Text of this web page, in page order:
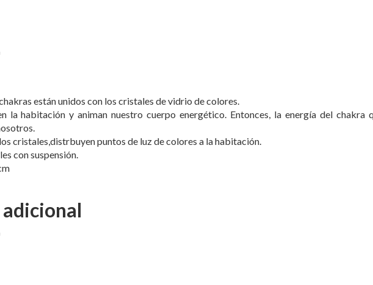
están unidos con los cristales de vidrio de colores.
la habitación y animan nuestro cuerpo energético. Entonces, la energía del chakra
cristales,distrbuyen puntos de luz de colores a la habitación.
con suspensión.